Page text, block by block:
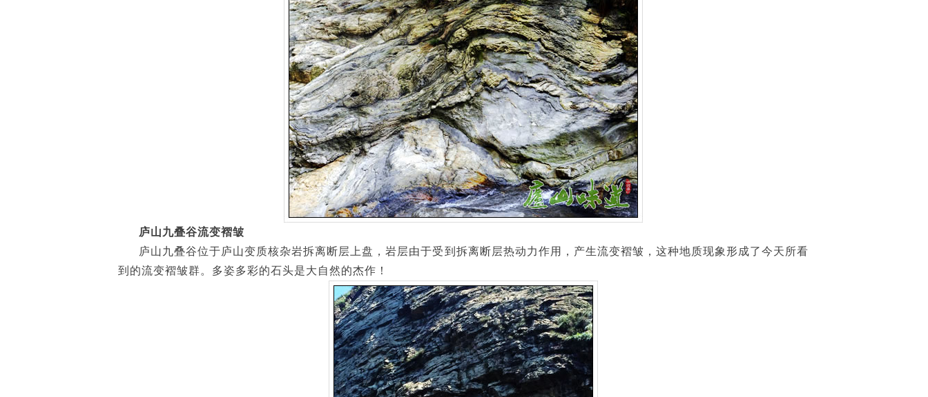
庐山九叠谷流变褶皱
庐山九叠谷位于庐山变质核杂岩拆离断层上盘，岩层由于受到拆离断层热动力作用，产生流变褶皱，这种地质现象形成了今天所看
到的流变褶皱群。多姿多彩的石头是大自然的杰作！